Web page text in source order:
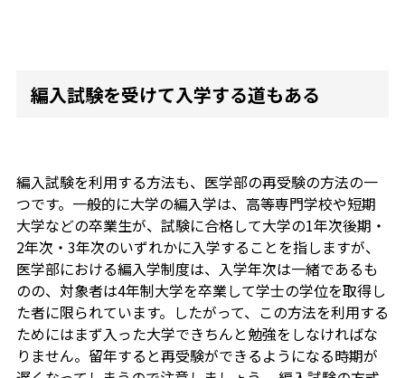
編入試験を受けて入学する道もある
編入試験を利用する方法も、医学部の再受験の方法の一
つです。一般的に大学の編入学は、高等専門学校や短期
大学などの卒業生が、試験に合格して大学の1年次後期・
2年次・3年次のいずれかに入学することを指しますが、
医学部における編入学制度は、入学年次は一緒であるも
のの、対象者は4年制大学を卒業して学士の学位を取得し
た者に限られています。したがって、この方法を利用する
ためにはまず入った大学できちんと勉強をしなければな
りません。留年すると再受験ができるようになる時期が